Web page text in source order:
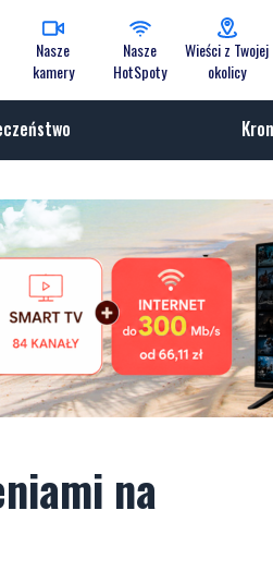
Nasze
kamery
Nasze
HotSpoty
Wieści z Twojej
okolicy
na